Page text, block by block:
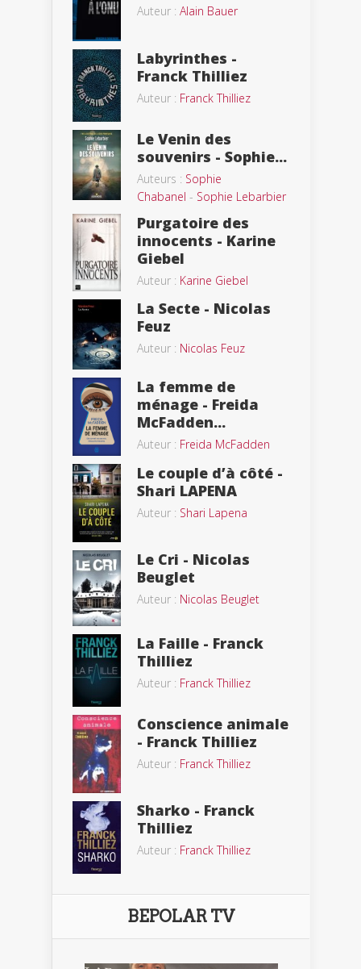
Auteur : Alain Bauer
Labyrinthes -
Franck Thilliez
Auteur : Franck Thilliez
Le Venin des
souvenirs - Sophie...
Auteurs : Sophie
Chabanel - Sophie Lebarbier
Purgatoire des
innocents - Karine
Giebel
Auteur : Karine Giebel
La Secte - Nicolas
Feuz
Auteur : Nicolas Feuz
La femme de
ménage - Freida
McFadden...
Auteur : Freida McFadden
Le couple d’à côté -
Shari LAPENA
Auteur : Shari Lapena
Le Cri - Nicolas
Beuglet
Auteur : Nicolas Beuglet
La Faille - Franck
Thilliez
Auteur : Franck Thilliez
Conscience animale
- Franck Thilliez
Auteur : Franck Thilliez
Sharko - Franck
Thilliez
Auteur : Franck Thilliez
BEPOLAR TV